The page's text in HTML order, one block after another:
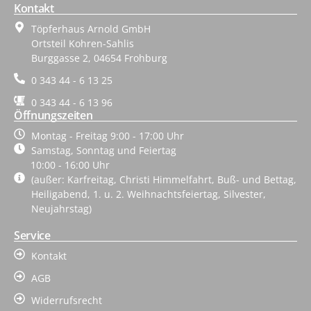
Kontakt
Töpferhaus Arnold GmbH
Ortsteil Kohren-Sahlis
Burggasse 2, 04654 Frohburg
0 343 44 - 6 13 25
0 343 44 - 6 13 96
Öffnungszeiten
Montag - Freitag 9:00 - 17:00 Uhr
Samstag, Sonntag und Feiertag
10:00 - 16:00 Uhr
(außer: Karfreitag, Christi Himmelfahrt, Buß- und Bettag,
Heiligabend, 1. u. 2. Weihnachtsfeiertag, Silvester,
Neujahrstag)
Service
Kontakt
AGB
Widerrufsrecht